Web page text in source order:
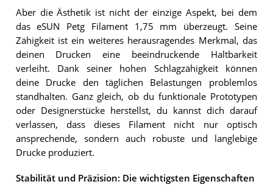
Aber die Ästhetik ist nicht der einzige Aspekt, bei dem
das eSUN Petg Filament 1,75 mm überzeugt. Seine
Zähigkeit ist ein weiteres herausragendes Merkmal, das
deinen Drucken eine beeindruckende Haltbarkeit
verleiht. Dank seiner hohen Schlagzähigkeit können
deine Drucke den täglichen Belastungen problemlos
standhalten. Ganz gleich, ob du funktionale Prototypen
oder Designerstücke herstellst, du kannst dich darauf
verlassen, dass dieses Filament nicht nur optisch
ansprechende, sondern auch robuste und langlebige
Drucke produziert.
Stabilität und Präzision: Die wichtigsten Eigenschaften